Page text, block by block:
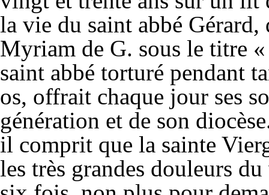
la vie du saint abbé Gérard,
Myriam de G. sous le titre
saint abbé torturé pendant
os, offrait chaque jour ses
génération et de son
il comprit que la sainte
les très grandes douleurs